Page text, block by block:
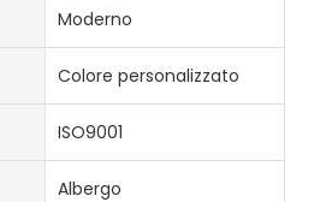
Moderno
Colore personalizzato
ISO9001
Albergo